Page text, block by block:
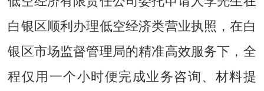
白银区顺利办理低空经济类营业执照，在白
银区市场监督管理局的精准高效服务下，全
程仅用一个小时便完成业务咨询、材料提